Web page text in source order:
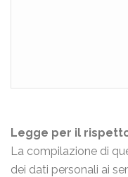
Legge per il
La compilazione di
dei dati personali ai